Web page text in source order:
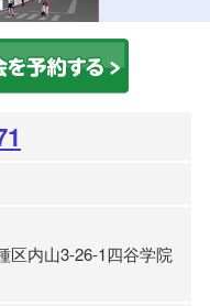
区内山3-26-1四谷学院